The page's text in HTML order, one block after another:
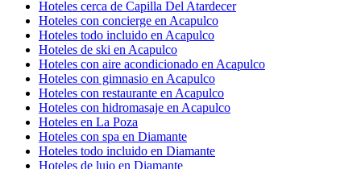
Hoteles cerca de Capilla Del Atardecer
Hoteles con concierge en Acapulco
Hoteles todo incluido en Acapulco
Hoteles de ski en Acapulco
Hoteles con aire acondicionado en Acapulco
Hoteles con gimnasio en Acapulco
Hoteles con restaurante en Acapulco
Hoteles con hidromasaje en Acapulco
Hoteles en La Poza
Hoteles con spa en Diamante
Hoteles todo incluido en Diamante
Hoteles de lujo en Diamante